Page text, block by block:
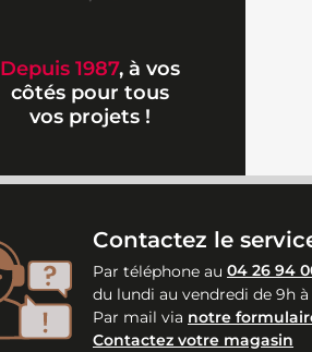
Depuis 1987, à vos
côtés pour tous
vos projets !
Contactez le
Par téléphone au 04 26 94
du lundi au vendredi de 9h à
Par mail via notre
Contactez votre magasin